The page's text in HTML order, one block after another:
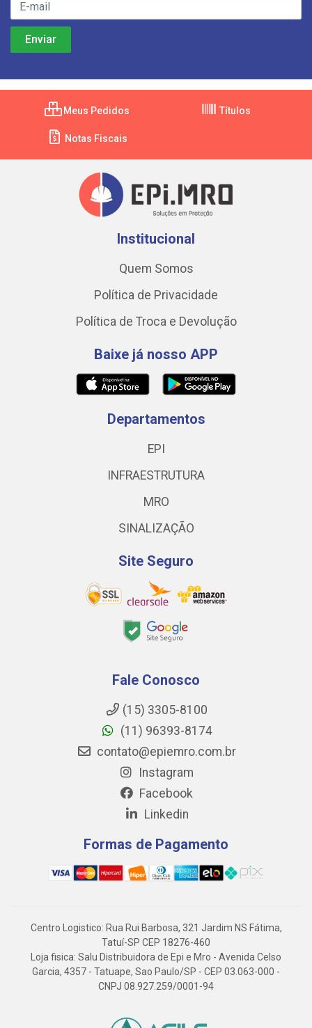
Meus Pedidos Títulos
Notas Fiscais
Institucional
Quem Somos
Política de Privacidade
Política de Troca e Devolução
Baixe já nosso APP
Departamentos
EPI
INFRAESTRUTURA
MRO
SINALIZAÇÃO
Site Seguro
Fale Conosco
(15) 3305-8100
(11) 96393-8174
contato@epiemro.com.br
Instagram
Facebook
Linkedin
Formas de Pagamento
Centro Logistico: Rua Rui Barbosa, 321 Jardim NS Fátima,
Tatuí-SP CEP 18276-460
Loja fisica: Salu Distribuidora de Epi e Mro - Avenida Celso
Garcia, 4357 - Tatuape, Sao Paulo/SP - CEP 03.063-000 -
CNPJ 08.927.259/0001-94